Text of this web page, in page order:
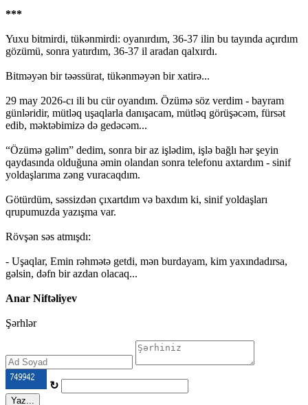
***
Yuxu bitmirdi, tükənmirdi: oyanırdım, 36-37 ilin bu tayında açırdım
gözümü, sonra yatırdım, 36-37 il aradan qalxırdı.
Bitməyən bir təəssürat, tükənməyən bir xatirə...
29 may 2026-cı ili bu cür oyandım. Özümə söz verdim - bayram
günləridir, mütləq uşaqlarla danışacam, mütləq görüşəcəm, fürsət
edib, məktəbimizə də gedəcəm...
“Özümə gəlim” dedim, sonra bir az işlədim, işlə bağlı hər şeyin
qaydasında olduğuna əmin olandan sonra telefonu axtardım - sinif
yoldaşlarıma zəng vuracaqdım.
Götürdüm, səssizdən çıxartdım və baxdım ki, sinif yoldaşları
qrupumuzda yazışma var.
Rövşən səs atmışdı:
- Uşaqlar, Emin rəhmətə getdi, mən burdayam, kim yaxındadırsa,
gəlsin, dəfn bir azdan olacaq...
Anar Niftəliyev
Şərhlər
↻
Yaz...